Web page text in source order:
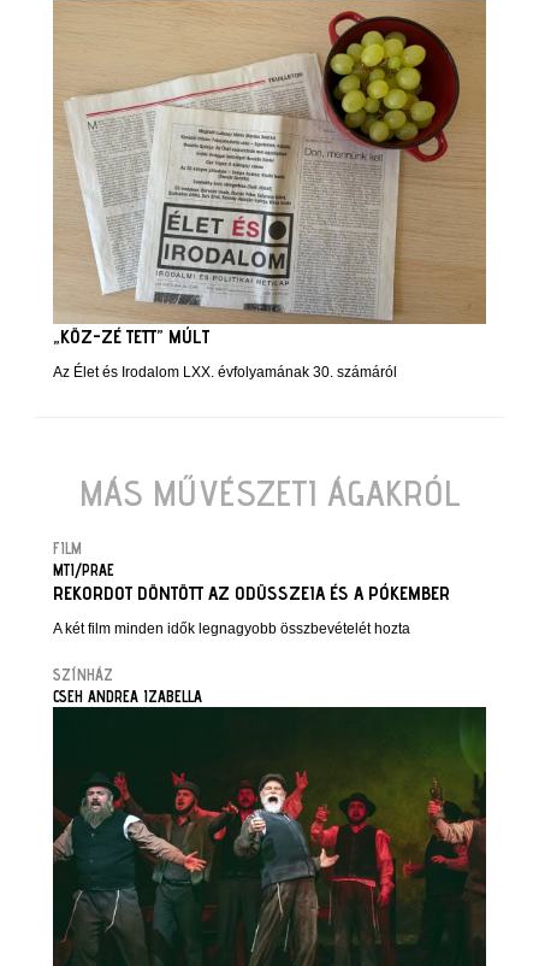
„KÖZ-ZÉ TETT” MÚLT
Az Élet és Irodalom LXX. évfolyamának 30. számáról
MÁS MŰVÉSZETI ÁGAKRÓL
FILM
MTI/PRAE
REKORDOT DÖNTÖTT AZ ODÜSSZEIA ÉS A PÓKEMBER
A két film minden idők legnagyobb összbevételét hozta
SZÍNHÁZ
CSEH ANDREA IZABELLA